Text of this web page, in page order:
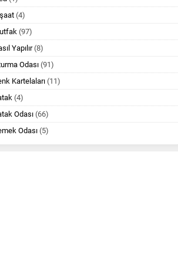
(4)
(97)
Yapılır(8)
Odası(91)
Kartelaları (11)
(4)
Odası (66)
Odası (5)